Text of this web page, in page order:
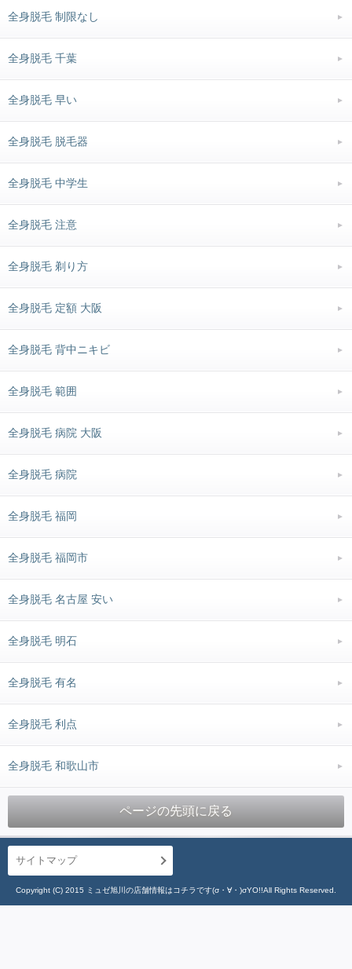
全身脱毛 制限なし
全身脱毛 千葉
全身脱毛 早い
全身脱毛 脱毛器
全身脱毛 中学生
全身脱毛 注意
全身脱毛 剃り方
全身脱毛 定額 大阪
全身脱毛 背中ニキビ
全身脱毛 範囲
全身脱毛 病院 大阪
全身脱毛 病院
全身脱毛 福岡
全身脱毛 福岡市
全身脱毛 名古屋 安い
全身脱毛 明石
全身脱毛 有名
全身脱毛 利点
全身脱毛 和歌山市
ページの先頭に戻る
サイトマップ
Copyright (C) 2015 ミュゼ旭川の店舗情報はコチラです(σ・∀・)σYO!!All Rights Reserved.